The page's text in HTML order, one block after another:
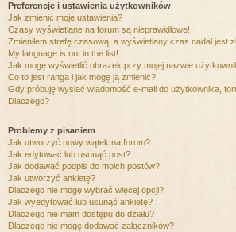
Preferencje i ustawienia użytkowników
Jak zmienić moje ustawienia?
Czasy wyświetlane na forum są nieprawidłowe!
Zmieniłem strefę czasową, a wyświetlany czas nadal jest
My language is not in the list!
Jak mogę wyświetlić obrazek przy mojej nazwie
Co to jest ranga i jak mogę ją zmienić?
Gdy próbuję wysłać wiadomość e-mail do użytkownika,
Dlaczego?
Problemy z pisaniem
Jak utworzyć nowy wątek na forum?
Jak edytować lub usunąć post?
Jak dodawać podpis do moich postów?
Jak utworzyć ankietę?
Dlaczego nie mogę wybrać więcej opcji?
Jak wyedytować lub usunąć ankietę?
Dlaczego nie mam dostępu do działu?
Dlaczego nie mogę dodawać załączników?